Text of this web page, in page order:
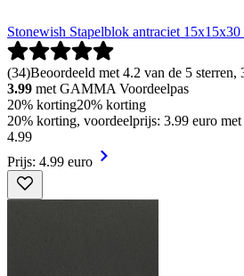
Stonewish Stapelblok antraciet 15x15x30
(34)Beoordeeld met 4.2 van de 5 sterren,
3.99 met GAMMA Voordeelpas
20% korting20% korting
20% korting, voordeelprijs: 3.99 euro
4.99
Prijs: 4.99 euro